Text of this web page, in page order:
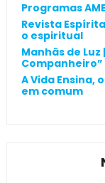
Programas
Revista
o espiritual
Manhãs de
Companheiro”
A Vida Ensina,
em comum